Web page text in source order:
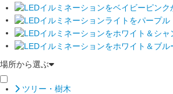
場所から選ぶ
ツリー・樹木